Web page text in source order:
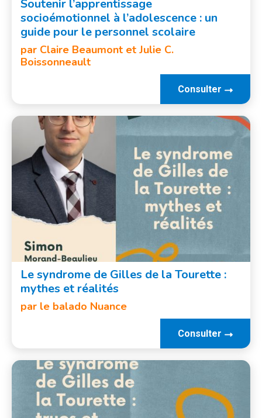
Soutenir l’apprentissage
socioémotionnel à l’adolescence : un
guide pour le personnel scolaire
par Claire Beaumont et Julie C.
Boissonneault
Consulter
Le syndrome de Gilles de la Tourette :
mythes et réalités
par le balado Nuance
Consulter